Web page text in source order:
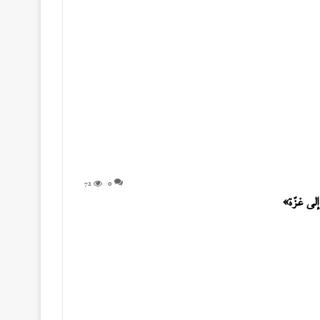
0
72
غزّة»